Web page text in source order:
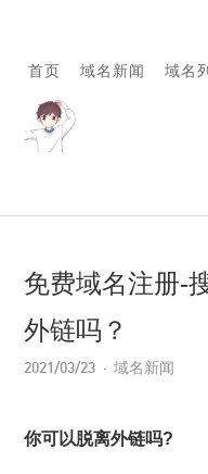
首页 域名新闻 域名
免费域名注册-
外链吗？
2021/03/23 域名新闻
你可以脱离外链吗?